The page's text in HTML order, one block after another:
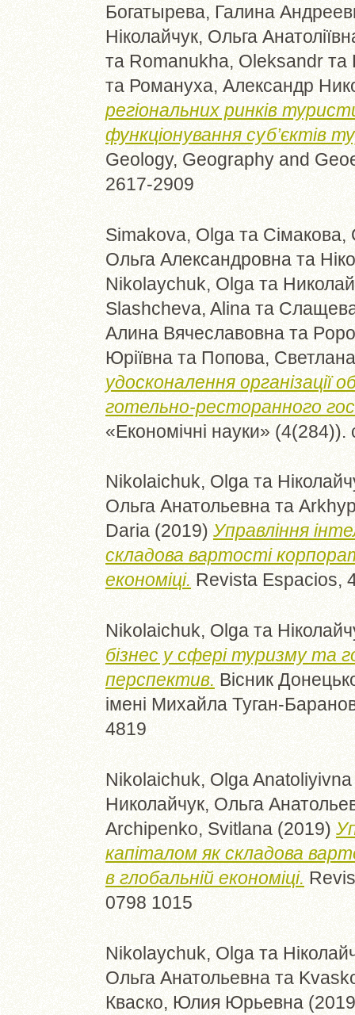
Богатырева, Галина
Ніколайчук, Ольга
та Romanukha, Oleksandr та
та Романуха, Александр
регіональних ринків
функціонування суб’єктів
Geology, Geography and
2617-2909
Simakova, Olga та Сімакова,
Ольга Александровна та
Nikolaychuk, Olga та
Slashcheva, Alina та
Алина Вячеславовна та
Юріївна та Попова,
удосконалення організації
готельно-ресторанного
«Економічні науки»
Nikolaichuk, Olga та
Ольга Анатольевна та
Daria (2019) Управління
складова вартості
економіці. Revista Espacios,
Nikolaichuk, Olga та
бізнес у сфері туризму та
перспектив. Вісник
імені Михайла Туган-
4819
Nikolaichuk, Olga Anatoliyivna
Николайчук, Ольга
Archipenko, Svitlana (2019)
капіталом як складова
в глобальній економіці.
0798 1015
Nikolaychuk, Olga та
Ольга Анатольевна та
Кваско, Юлия Юрьевна